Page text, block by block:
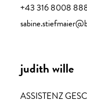
+43 316 8008
judith wille
ASSISTENZ